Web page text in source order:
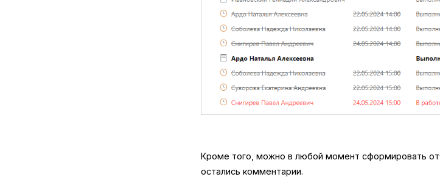
Кроме того, можно в любой момент сформировать
остались комментарии.